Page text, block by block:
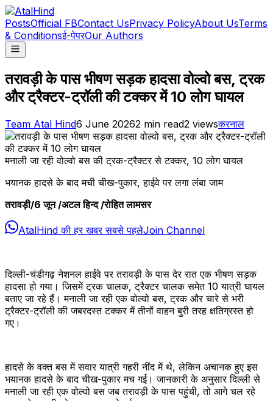
PostsOfficial FBContact UsPrivacy PolicyAbout UsTerms
& Conditionsई-पेपरOur Authors
तरावड़ी के पास भीषण सड़क हादसा वोल्वो बस, ट्रक
और ट्रैक्टर-ट्रॉली की टक्कर में 10 लोग घायल
Team Atal Hind6 June 20262 min read2 viewsकरनाल
मनाली जा रही वोल्वो बस की ट्रक-ट्रैक्टर से टक्कर, 10 लोग घायल
भयानक हादसे के बाद मची चीख-पुकार, हाईवे पर लगा लंबा जाम
तरावड़ी/6 जून /अटल हिन्द /रोहित लामसर
AtalHind की हर खबर सबसे पहलेJoin Channel
दिल्ली-चंडीगढ़ नेशनल हाईवे पर तरावड़ी के पास देर रात एक भीषण सड़क
हादसा हो गया। जिसमें ट्रक चालक, ट्रैक्टर चालक समेत 10 यात्री घायल
बताए जा रहे हैं। मनाली जा रही एक वोल्वो बस, ट्रक और चारे से भरी
ट्रैक्टर-ट्रॉली की जबरदस्त टक्कर में तीनों वाहन बुरी तरह क्षतिग्रस्त हो
गए।
हादसे के वक्त बस में सवार यात्री गहरी नींद में थे, लेकिन अचानक हुए इस
भयानक हादसे के बाद चीख-पुकार मच गई। जानकारी के अनुसार दिल्ली से
मनाली जा रही एक वोल्वो बस जब तरावड़ी के पास पहुंची, तो आगे चल रहे